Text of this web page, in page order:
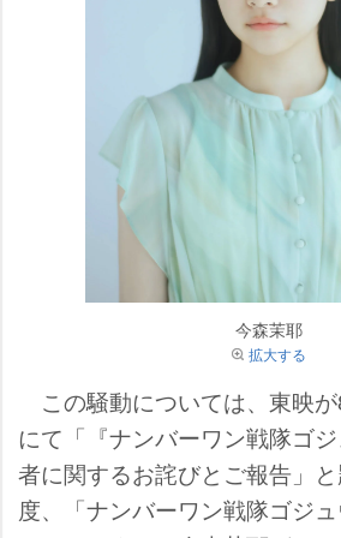
今森茉耶
拡大する
この騒動については、東映
にて「『ナンバーワン戦隊ゴ
者に関するお詫びとご報告」
度、「ナンバーワン戦隊ゴジ